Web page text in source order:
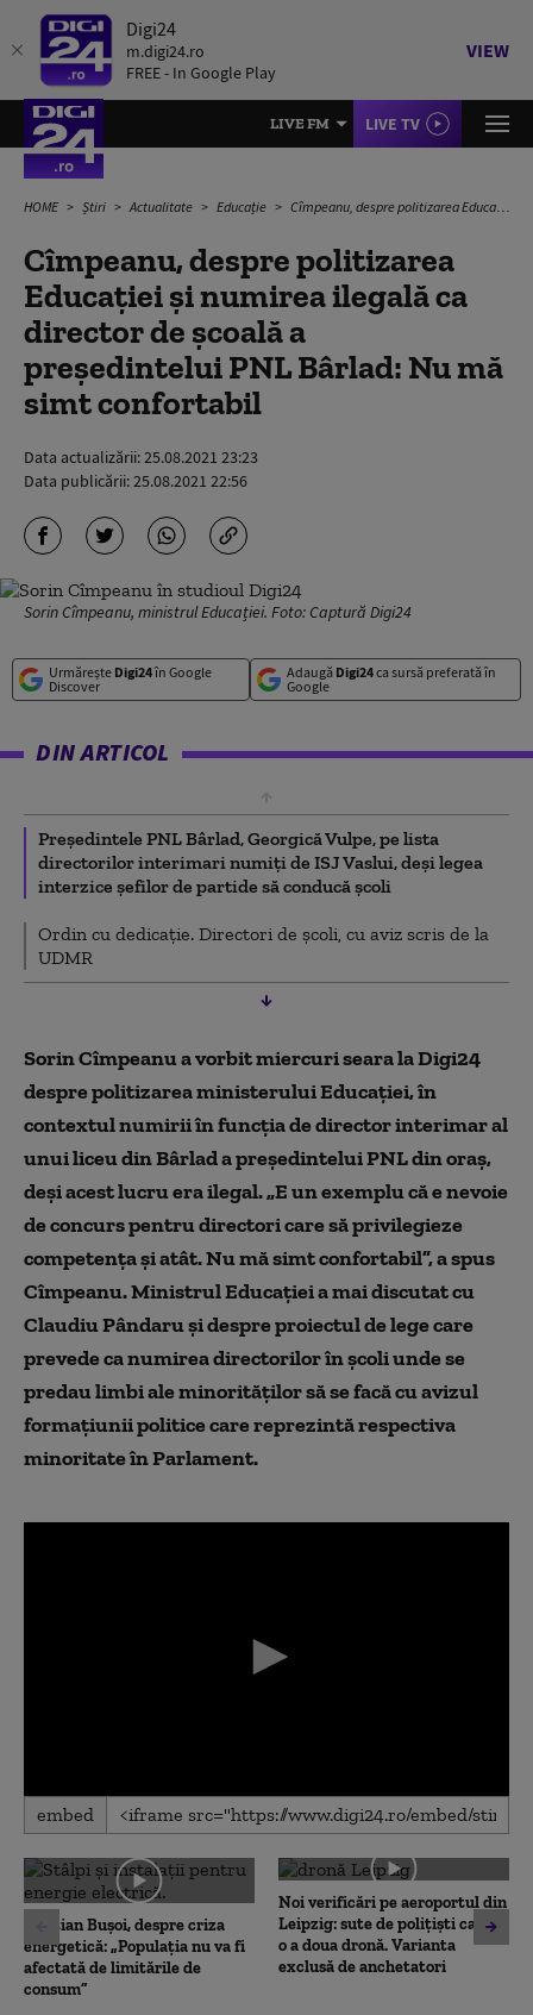
Digi24
m.digi24.ro
FREE - In Google Play
VIEW
LIVE FM LIVE TV
HOME Știri Actualitate Educație Cîmpeanu, despre politizarea Educației și numirea ilegală ca director de școală a președintelui PNL Bârlad: Nu mă simt confortabil
Cîmpeanu, despre politizarea
Educației și numirea ilegală ca
director de școală a
președintelui PNL Bârlad: Nu mă
simt confortabil
Data actualizării:25.08.2021 23:23
Data publicării:25.08.2021 22:56
Sorin Cîmpeanu, ministrul Educației. Foto: Captură Digi24
Urmărește Digi24în Google
Discover
Adaugă Digi24ca sursă preferată în
Google
DIN ARTICOL
Președintele PNL Bârlad, Georgică Vulpe, pe lista
directorilor interimari numiți de ISJ Vaslui, deși legea
interzice șefilor de partide să conducă școli
Ordin cu dedicație. Directori de școli, cu aviz scris de la
UDMR
Sorin Cîmpeanu a vorbit miercuri seara la Digi24
despre politizarea ministerului Educației, în
contextul numirii în funcția de director interimar al
unui liceu din Bârlad a președintelui PNL din oraș,
deși acest lucru era ilegal. „E un exemplu că e nevoie
de concurs pentru directori care să privilegieze
competența și atât. Nu mă simt confortabil”, a spus
Cîmpeanu. Ministrul Educației a mai discutat cu
Claudiu Pândaru și despre proiectul de lege care
prevede ca numirea directorilor în școli unde se
predau limbi ale minorităților să se facă cu avizul
formațiunii politice care reprezintă respectiva
minoritate în Parlament.
0
seconds
0
seconds
embed
Cristian Bușoi, despre criza
energetică: „Populația nu va fi
afectată de limitările de
consum”
Noi verificări pe aeroportul din
Leipzig: sute de polițiști caută
o a doua dronă. Varianta
exclusă de anchetatori